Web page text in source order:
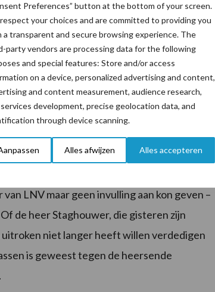
Preferences” button at the bottom of your screen.
your choices and are committed to providing you
a transparent and secure browsing experience. The
party vendors are processing data for the following
and special features: Store and/or access
on a device, personalized advertising and content,
and content measurement, audience research,
development, precise geolocation data, and
through device scanning.
Alles afwijzen Alles accepteren
derogatie in 2026 en het verlies aan
op hun grond gaan verbouwen dan
waardoor boeren wél geconfronteerd
omgraste telen op 80 procent van hun
van vrije gewaskeuze door het verlies
want dat zou ‘ongeoorloofde
LNV maar geen invulling aan kon geven –
de heer Staghouwer, die gisteren zijn
uitroken niet langer heeft willen verdedigen
is geweest tegen de heersende